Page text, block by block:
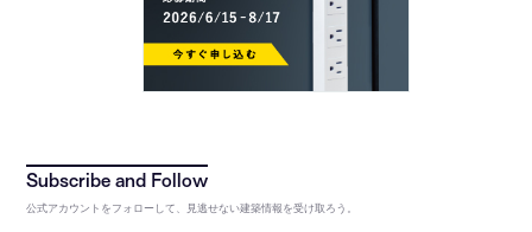
公式アカウントをフォローして、見逃せない建築情報を受け取ろう。